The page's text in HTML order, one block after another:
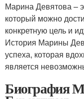
Марина Девятова –
который можно
конкретную цель и
История Марины
успеха, которая
является
Биография